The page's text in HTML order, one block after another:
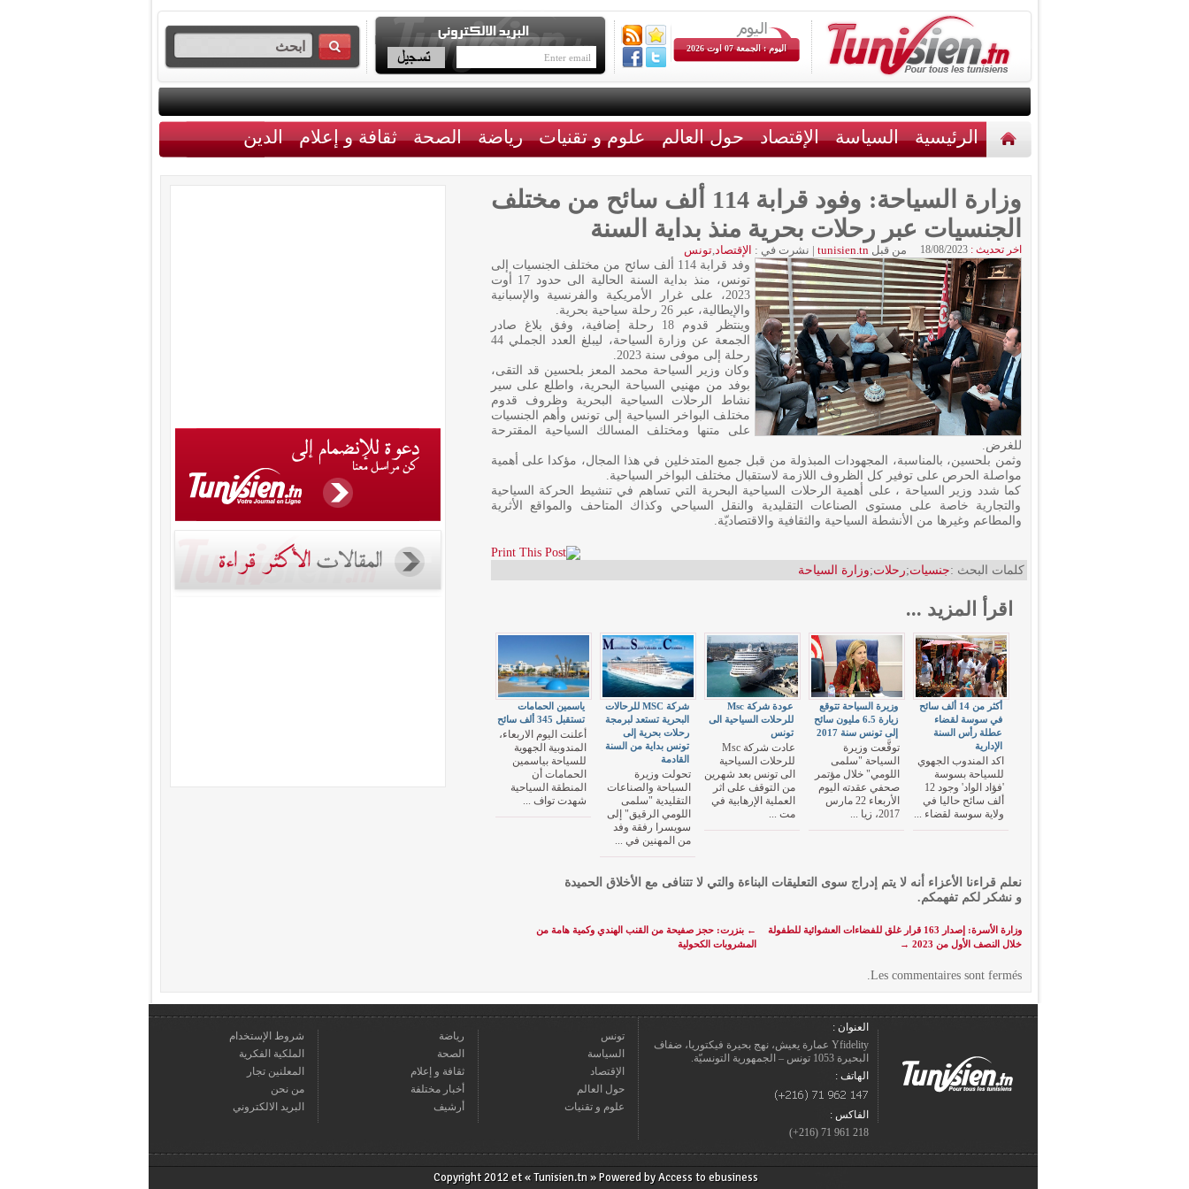
اليوم : الجمعة 07 اوت 2026
الرئيسية السياسة الإقتصاد حول العالم علوم و تقنيات رياضة الصحة ثقافة و إعلام الدين
وزارة السياحة: وفود قرابة 114 ألف سائح من مختلف
الجنسيات عبر رحلات بحرية منذ بداية السنة
اخر تحديث : 18/08/2023 من قبلtunisien.tn
| نشرت في : الإقتصاد,تونس
وفد قرابة 114 ألف سائح من مختلف الجنسيات إلى
تونس، منذ بداية السنة الحالية الى حدود 17 أوت
2023، على غرار الأمريكية والفرنسية والإسبانية
والإيطالية، عبر 26 رحلة سياحية بحرية.
وينتظر قدوم 18 رحلة إضافية، وفق بلاغ صادر
الجمعة عن وزارة السياحة، ليبلغ العدد الجملي 44
رحلة إلى موفى سنة 2023.
وكان وزير السياحة محمد المعز بلحسين قد التقى،
بوفد من مهنيي السياحة البحرية، واطلع على سير
نشاط الرحلات السياحية البحرية وظروف قدوم
مختلف البواخر السياحية إلى تونس وأهم الجنسيات
على متنها ومختلف المسالك السياحية المقترحة
للغرض.
وثمن بلحسين، بالمناسبة، المجهودات المبذولة من قبل جميع المتدخلين في هذا المجال، مؤكدا على أهمية
مواصلة الحرص على توفير كل الظروف اللازمة لاستقبال مختلف البواخر السياحية.
كما شدد وزير السياحة ، على أهمية الرحلات السياحية البحرية التي تساهم في تنشيط الحركة السياحية
والتجارية خاصة على مستوى الصناعات التقليدية والنقل السياحي وكذاك المتاحف والمواقع الأثرية
والمطاعم وغيرها من الأنشطة السياحية والثقافية والاقتصاديّة.
كلمات البحث :جنسيات;رحلات;وزارة السياحة
اقرأ المزيد ...
ياسمين الحمامات
تستقبل 345 ألف سائح
أعلنت اليوم الاربعاء،
المندوبية الجهوية
للسياحة بياسمين
الحمامات أن
المنطقة السياحية
شهدت تواف ...
شركة MSC للرحالات
البحرية تستعد لبرمجة
رحلات بحرية إلى
تونس بداية من السنة
القادمة
تحولت وزيرة
السياحة والصناعات
التقليدية "سلمى
اللومي الرقيق" إلى
سويسرا رفقة وفد
من المهنين في ...
عودة شركة Msc
للرحلات السياحية الى
تونس
عادت شركة Msc
للرحلات السياحية
الى تونس بعد شهرين
من التوقف على اثر
العملية الإرهابية في
مت ...
وزيرة السياحة تتوقع
زيارة 6.5 مليون سائح
إلى تونس سنة 2017
توقَّعت وزيرة
السياحة "سلمى
اللومي" خلال مؤتمر
صحفي عقدته اليوم
الأربعاء 22 مارس
2017، زيا ...
أكثر من 14 ألف سائح
في سوسة لقضاء
عطلة رأس السنة
الإدارية
اكد المندوب الجهوي
للسياحة بسوسة
'فؤاد الواد' وجود 12
ألف سائح حاليا في
ولاية سوسة لقضاء ...
نعلم قراءنا الأعزاء أنه لا يتم إدراج سوى التعليقات البناءة والتي لا تتنافى مع الأخلاق الحميدة
و نشكر لكم تفهمكم.
← بنزرت: حجز صفيحة من القنب الهندي وكمية هامة من
المشروبات الكحولية
وزارة الأسرة: إصدار 163 قرار غلق للفضاءات العشوائية للطفولة
خلال النصف الأول من 2023
→
Les commentaires sont fermés.
العنوان :
Yfidelity عمارة يعيش، نهج بحيرة فيكتوريا، ضفاف
البحيرة 1053 تونس – الجمهورية التونسيّة.
الهاتف :
الفاكس :
218 961 71 (216+)
تونس
السياسة
الإقتصاد
حول العالم
علوم و تقنيات
رياضة
الصحة
ثقافة و إعلام
أخبار مختلفة
أرشيف
شروط الإستخدام
الملكية الفكرية
المعلنين تجار
من نحن
البريد الالكتروني
Copyright 2012 et « Tunisien.tn » Powered byAccess to ebusiness